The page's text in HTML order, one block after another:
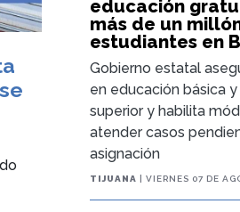
educación
más de un
estudiantes en
Gobierno estatal
en educación básica
superior y habilita
atender casos
asignación
TIJUANA | VIERNES 07 DE